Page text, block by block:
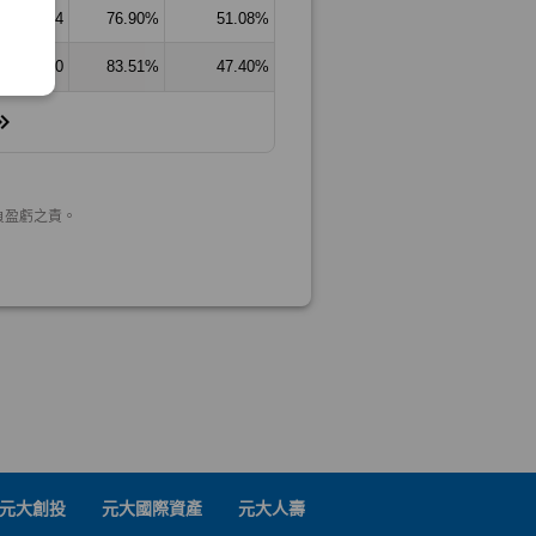
元大創投 元大國際資產 元大人壽